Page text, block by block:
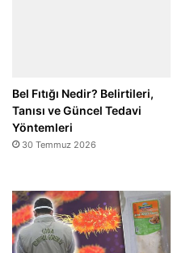
Bel Fıtığı Nedir? Belirtileri,
Tanısı ve Güncel Tedavi
Yöntemleri
30 Temmuz 2026